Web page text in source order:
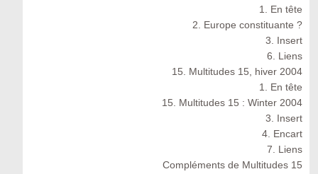
1. En tête
2. Europe constituante ?
3. Insert
6. Liens
15. Multitudes 15, hiver 2004
1. En tête
15. Multitudes 15 : Winter 2004
3. Insert
4. Encart
7. Liens
Compléments de Multitudes 15